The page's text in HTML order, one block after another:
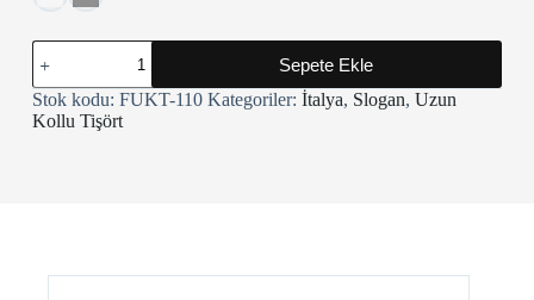
AS
Roma
Uzun
Kollu
Tişört
Sepete Ekle
Stok kodu: FUKT-110 Kategoriler: İtalya, Slogan, Uzun
Kollu Tişört